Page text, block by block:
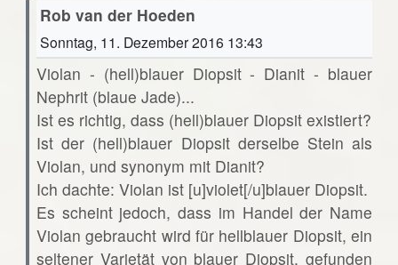
Rob van der Hoeden
Sonntag, 11. Dezember 2016 13:43
Violan - (hell)blauer Diopsit - Dianit - blauer
Nephrit (blaue Jade)...
Ist es richtig, dass (hell)blauer Diopsit existiert?
Ist der (hell)blauer Diopsit derselbe Stein als
Violan, und synonym mit Dianit?
Ich dachte: Violan ist [u]violet[/u]blauer Diopsit.
Es scheint jedoch, dass im Handel der Name
Violan gebraucht wird für hellblauer Diopsit, ein
seltener Varietät von blauer Diopsit, gefunden